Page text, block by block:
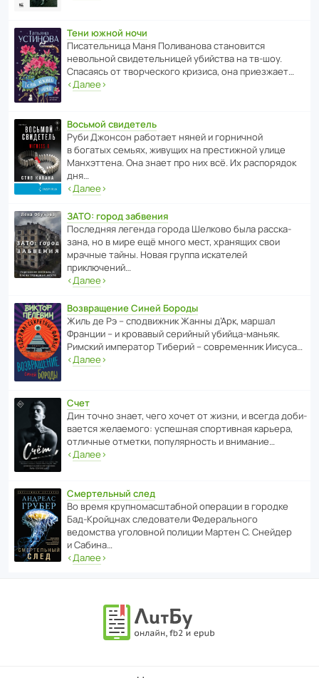
Тени южной ночи
Писа­тель­ница Маня Поли­ва­нова стано­вится
невольной свиде­тель­ницей убийства на тв-шоу.
Спасаясь от твор­че­с­кого кризиса, она приезжает…
‹Далее›
Восьмой свидетель
Руби Джонсон рабо­тает няней и горни­чной
в богатых семьях, живущих на прес­ти­жной улице
Манх­эт­тена. Она знает про них всё. Их распо­рядок
дня…
‹Далее›
ЗАТО: город забвения
После­дняя легенда города Шелково была расска­
зана, но в мире ещё много мест, хранящих свои
мрачные тайны. Новая группа иска­телей
приключений…
‹Далее›
Возвращение Синей Бороды
Жиль де Рэ – спод­ви­жник Жанны д’Арк, маршал
Франции – и кровавый серийный убийца-маньяк.
Римский импе­ратор Тиберий – совре­менник Иисуса…
‹Далее›
Счет
Дин точно знает, чего хочет от жизни, и всегда доби­
ва­ется жела­е­мого: успе­шная спор­ти­вная карьера,
отли­чные отметки, попу­ля­р­ность и внимание…
‹Далее›
Смертельный след
Во время круп­но­мас­ш­та­бной операции в городке
Бад‑Крой­цнах следо­ва­тели Феде­раль­ного
ведомства уголо­вной полиции Мартен С. Снейдер
и Сабина…
‹Далее›